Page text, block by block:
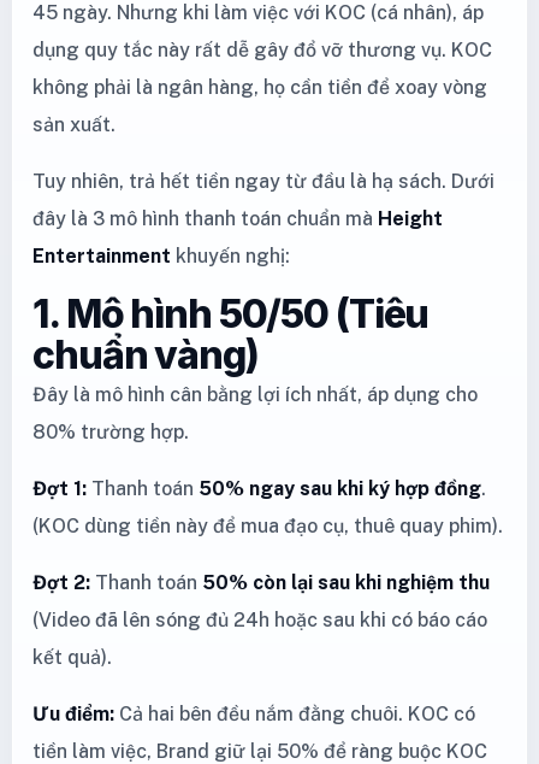
45 ngày. Nhưng khi làm việc với KOC (cá nhân), áp
dụng quy tắc này rất dễ gây đổ vỡ thương vụ. KOC
không phải là ngân hàng, họ cần tiền để xoay vòng
sản xuất.
Tuy nhiên, trả hết tiền ngay từ đầu là hạ sách. Dưới
đây là 3 mô hình thanh toán chuẩn mà Height
Entertainment khuyến nghị:
1. Mô hình 50/50 (Tiêu
chuẩn vàng)
Đây là mô hình cân bằng lợi ích nhất, áp dụng cho
80% trường hợp.
Đợt 1: Thanh toán 50% ngay sau khi ký hợp đồng.
(KOC dùng tiền này để mua đạo cụ, thuê quay phim).
Đợt 2: Thanh toán 50% còn lại sau khi nghiệm thu
(Video đã lên sóng đủ 24h hoặc sau khi có báo cáo
kết quả).
Ưu điểm: Cả hai bên đều nắm đằng chuôi. KOC có
tiền làm việc, Brand giữ lại 50% để ràng buộc KOC